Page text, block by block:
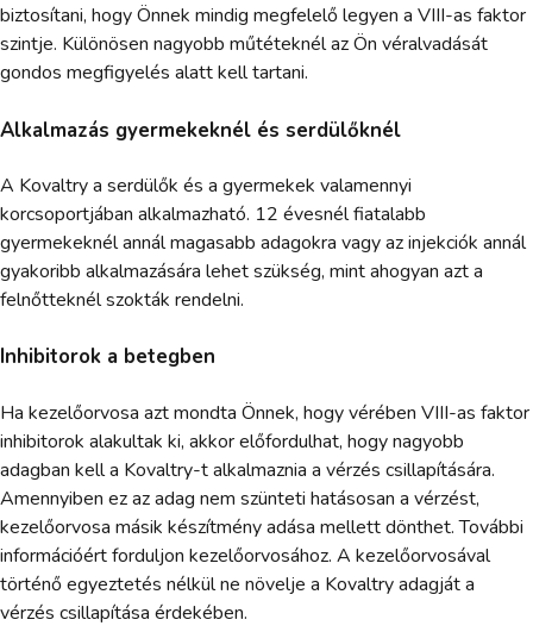
biztosítani, hogy Önnek mindig megfelelő legyen a VIII-as faktor
szintje. Különösen nagyobb műtéteknél az Ön véralvadását
gondos megfigyelés alatt kell tartani.
Alkalmazás gyermekeknél és serdülőknél
A Kovaltry a serdülők és a gyermekek valamennyi
korcsoportjában alkalmazható. 12 évesnél fiatalabb
gyermekeknél annál magasabb adagokra vagy az injekciók annál
gyakoribb alkalmazására lehet szükség, mint ahogyan azt a
felnőtteknél szokták rendelni.
Inhibitorok a betegben
Ha kezelőorvosa azt mondta Önnek, hogy vérében VIII-as faktor
inhibitorok alakultak ki, akkor előfordulhat, hogy nagyobb
adagban kell a Kovaltry-t alkalmaznia a vérzés csillapítására.
Amennyiben ez az adag nem szünteti hatásosan a vérzést,
kezelőorvosa másik készítmény adása mellett dönthet. További
információért forduljon kezelőorvosához. A kezelőorvosával
történő egyeztetés nélkül ne növelje a Kovaltry adagját a
vérzés csillapítása érdekében.